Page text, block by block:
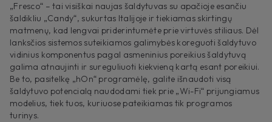
„Fresco“ – tai visiškai naujas šaldytuvas su apačioje esančiu
šaldikliu „Candy“, sukurtas Italijoje ir tiekiamas skirtingų
matmenų, kad lengvai priderintumėte prie virtuvės stiliaus. Dėl
lanksčios sistemos suteikiamos galimybės koreguoti šaldytuvo
vidinius komponentus pagal asmeninius poreikius šaldytuvą
galima atnaujinti ir sureguliuoti kiekvieną kartą esant poreikiui.
Be to, pasitelkę „hOn“ programėlę, galite išnaudoti visą
šaldytuvo potencialą naudodami tiek prie „Wi-Fi“ prijungiamus
modelius, tiek tuos, kuriuose pateikiamas tik programos
turinys.